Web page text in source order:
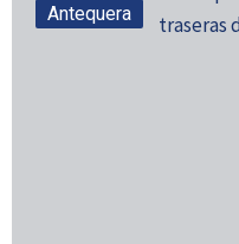
Antequera